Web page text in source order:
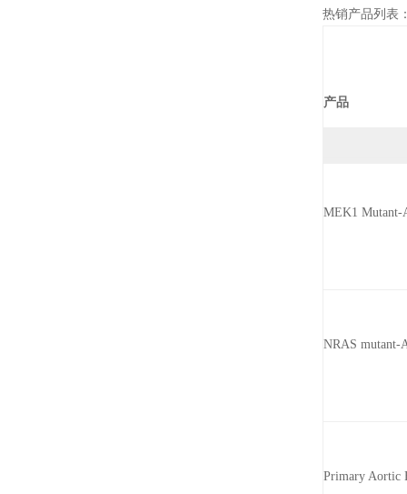
热销产品列表
产品
MEK1 Mutant-
NRAS mutant-
Primary Aortic